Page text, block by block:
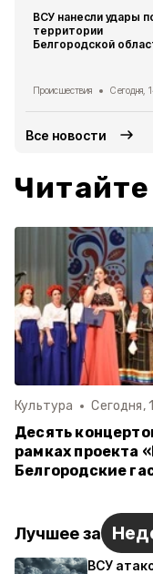
ВСУ нанесли удары
территории
Белгородской
Происшествия Сегодня,
Все новости
Культура Сегодня,
Десять
рамках проекта
Белгородские
Лучшее за
ВСУ